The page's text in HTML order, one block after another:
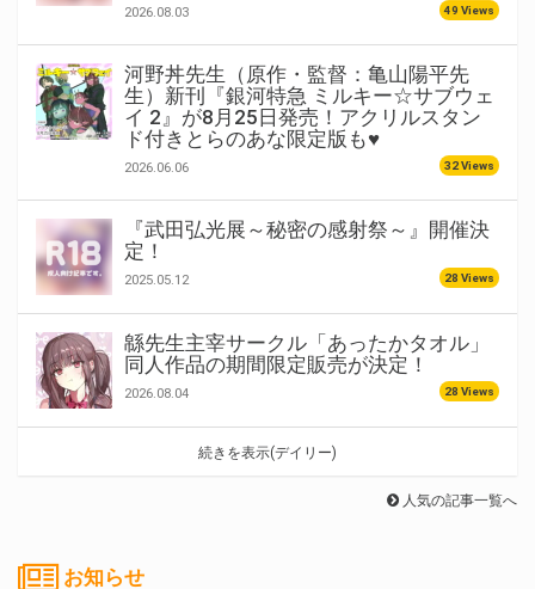
2026.08.03 49 Views
河野丼先生（原作・監督：亀山陽平先
生）新刊『銀河特急 ミルキー☆サブウェ
イ 2』が8月25日発売！アクリルスタン
ド付きとらのあな限定版も♥
2026.06.06 32 Views
『武田弘光展～秘密の感射祭～』開催決
定！
2025.05.12 28 Views
緜先生主宰サークル「あったかタオル」
同人作品の期間限定販売が決定！
2026.08.04 28 Views
続きを表示(デイリー)
人気の記事一覧へ
お知らせ